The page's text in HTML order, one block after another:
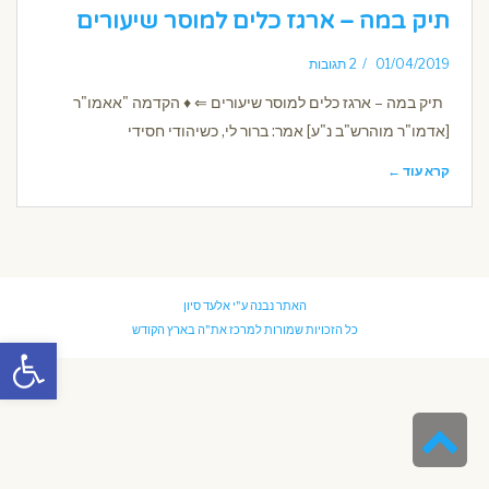
פתח
תיק במה – ארגז כלים למוסר שיעורים
01/04/2019 2 תגובות
תיק במה – ארגז כלים למוסר שיעורים ⇐ ♦ הקדמה "אאמו"ר
[אדמו"ר מוהרש"ב נ"ע] אמר: ברור לי, כשיהודי חסידי
קרא עוד ←
האתר נבנה ע"יאלעד סיון
כל הזכויות שמורות למרכז את"ה בארץ הקודש
לראש